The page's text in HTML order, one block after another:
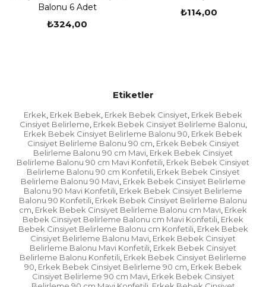
çocuklardan uzak tutun.
Balonları gözlerinizden
güvenli bir mesafede tutun.
Mutluluk paylaştıkça çoğalır diyerek sosyalleşmek,
güzel bir haberin kutlanması amacıyla toplanılması
organizasyonuna parti denir. İnsan hayatındaki
önemli noktaları özelleştirmek amaçlı çeşitli
nedenler ile parti verilebilir. Bazı parti
organizasyonları
-Cinsiyet partileri,
Parti Malzemeleri Nelerdir?
Gelen misafirlerinizi en güzel şekilde ağırlamak için
parti süsleri ile mekan süslenebilir. Mekan tercihiniz
ve mekana uygun konuklarınızı ağırlayacağınız
masa örtüleriniz, sandalyeler, uyumlu tabaklar,
şapkalar, taçlar, konuşma balonları, mumlar,
Balonu 6 Adet
₺324,00
₺114,00
Etiketler
Erkek, Erkek Bebek, Erkek Bebek Cinsiyet, Erkek Bebek
Cinsiyet Belirleme, Erkek Bebek Cinsiyet Belirleme Balonu,
Erkek Bebek Cinsiyet Belirleme Balonu 90, Erkek Bebek
Cinsiyet Belirleme Balonu 90 cm, Erkek Bebek Cinsiyet
Belirleme Balonu 90 cm Mavi, Erkek Bebek Cinsiyet
Belirleme Balonu 90 cm Mavi Konfetili, Erkek Bebek Cinsiyet
Belirleme Balonu 90 cm Konfetili, Erkek Bebek Cinsiyet
Belirleme Balonu 90 Mavi, Erkek Bebek Cinsiyet Belirleme
Balonu 90 Mavi Konfetili, Erkek Bebek Cinsiyet Belirleme
Balonu 90 Konfetili, Erkek Bebek Cinsiyet Belirleme Balonu
cm, Erkek Bebek Cinsiyet Belirleme Balonu cm Mavi, Erkek
Bebek Cinsiyet Belirleme Balonu cm Mavi Konfetili, Erkek
Bebek Cinsiyet Belirleme Balonu cm Konfetili, Erkek Bebek
Cinsiyet Belirleme Balonu Mavi, Erkek Bebek Cinsiyet
Belirleme Balonu Mavi Konfetili, Erkek Bebek Cinsiyet
Belirleme Balonu Konfetili, Erkek Bebek Cinsiyet Belirleme
90, Erkek Bebek Cinsiyet Belirleme 90 cm, Erkek Bebek
Cinsiyet Belirleme 90 cm Mavi, Erkek Bebek Cinsiyet